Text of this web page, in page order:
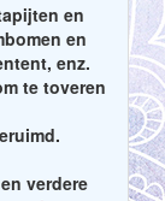
en
en
enz.
te toveren
verdere